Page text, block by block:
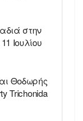
στην
Ιουλίου
Θοδωρής
Trichonida